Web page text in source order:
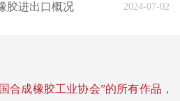
2024-07-02
胶进出口概况
成橡胶工业协会”的所有作品，